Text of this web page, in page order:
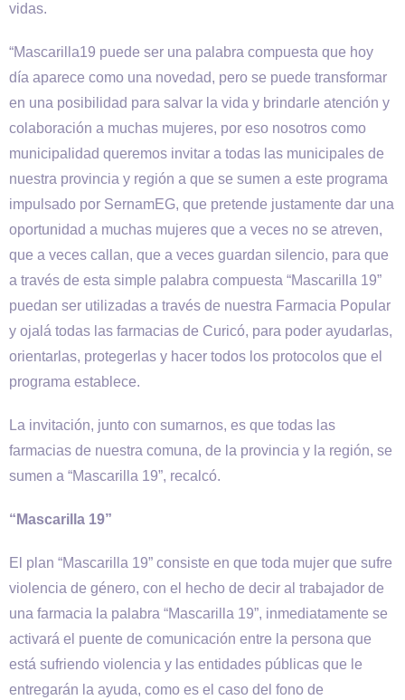
vidas.
“Mascarilla19 puede ser una palabra compuesta que hoy
día aparece como una novedad, pero se puede transformar
en una posibilidad para salvar la vida y brindarle atención y
colaboración a muchas mujeres, por eso nosotros como
municipalidad queremos invitar a todas las municipales de
nuestra provincia y región a que se sumen a este programa
impulsado por SernamEG, que pretende justamente dar una
oportunidad a muchas mujeres que a veces no se atreven,
que a veces callan, que a veces guardan silencio, para que
a través de esta simple palabra compuesta “Mascarilla 19”
puedan ser utilizadas a través de nuestra Farmacia Popular
y ojalá todas las farmacias de Curicó, para poder ayudarlas,
orientarlas, protegerlas y hacer todos los protocolos que el
programa establece.
La invitación, junto con sumarnos, es que todas las
farmacias de nuestra comuna, de la provincia y la región, se
sumen a “Mascarilla 19”, recalcó.
“Mascarilla 19”
El plan “Mascarilla 19” consiste en que toda mujer que sufre
violencia de género, con el hecho de decir al trabajador de
una farmacia la palabra “Mascarilla 19”, inmediatamente se
activará el puente de comunicación entre la persona que
está sufriendo violencia y las entidades públicas que le
entregarán la ayuda, como es el caso del fono de